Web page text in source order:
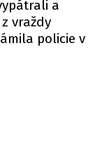
a
vraždy
policie v